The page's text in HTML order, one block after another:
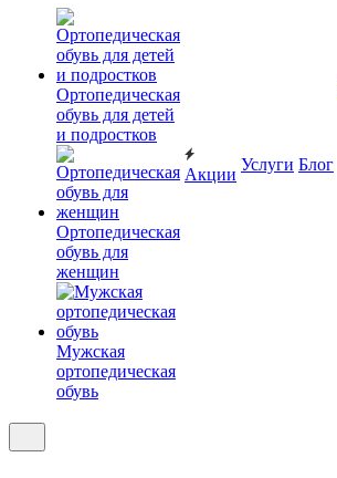
Ортопедическая
обувь для детей
и подростков
Ортопедическая
обувь для
женщин
Мужская
ортопедическая
обувь
Акции
Услуги Блог